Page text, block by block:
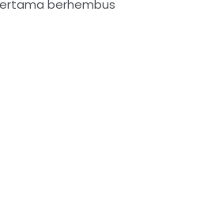
berhembus